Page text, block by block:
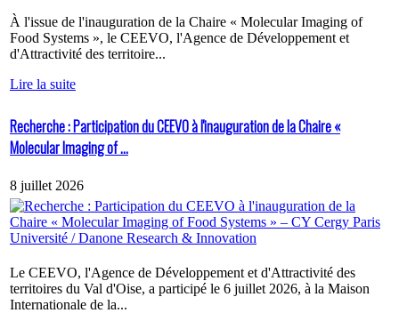
À l'issue de l'inauguration de la Chaire « Molecular Imaging of
Food Systems », le CEEVO, l'Agence de Développement et
d'Attractivité des territoire...
Lire la suite
Recherche : Participation du CEEVO à l'inauguration de la Chaire «
Molecular Imaging of ...
8 juillet 2026
Le CEEVO, l'Agence de Développement et d'Attractivité des
territoires du Val d'Oise, a participé le 6 juillet 2026, à la Maison
Internationale de la...